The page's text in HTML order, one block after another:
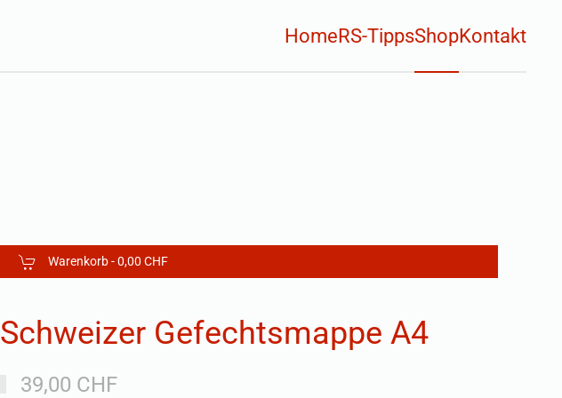
HomeRS-TippsShopKontakt
Warenkorb -0,00 CHF
Schweizer Gefechtsmappe A4
39,00 CHF